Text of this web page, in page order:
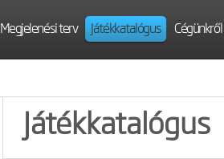
Megjelenési terv Játékkatalógus Cégünkről
Játékkatalógus